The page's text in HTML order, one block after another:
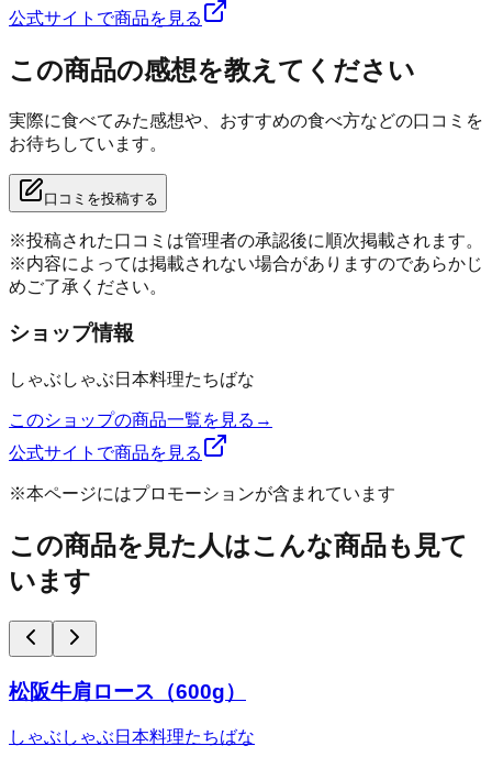
公式サイトで商品を見る
この商品の感想を教えてください
実際に食べてみた感想や、おすすめの食べ方などの口コミを
お待ちしています。
口コミを投稿する
※投稿された口コミは管理者の承認後に順次掲載されます。
※内容によっては掲載されない場合がありますのであらかじ
めご了承ください。
ショップ情報
しゃぶしゃぶ日本料理たちばな
このショップの商品一覧を見る →
公式サイトで商品を見る
※本ページにはプロモーションが含まれています
この商品を見た人はこんな商品も見て
います
松阪牛肩ロース（600g）
しゃぶしゃぶ日本料理たちばな